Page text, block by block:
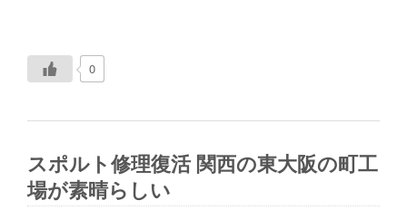
0
スポルト修理復活 関西の東大阪の町工
場が素晴らしい